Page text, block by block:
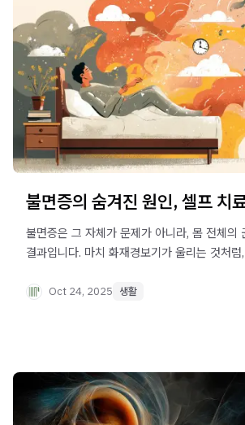
불면증의 숨겨진 원인, 셀프 치
불면증은 그 자체가 문제가 아니라, 몸 전체의
결과입니다. 마치 화재경보기가 울리는 것처럼
설명드립니다.
Oct 24, 2025 생활